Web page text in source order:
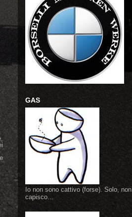
GAS
Io non sono cattivo (forse). Solo, non
capisco...